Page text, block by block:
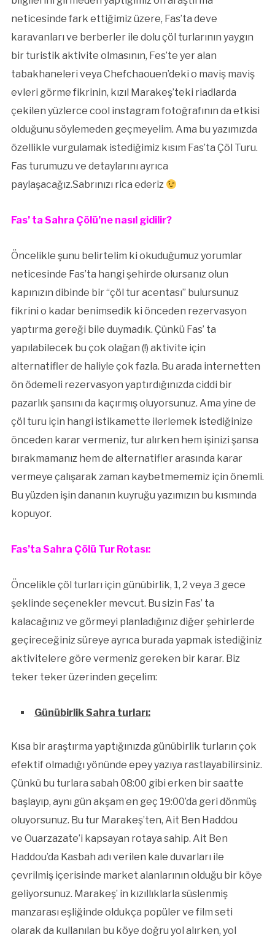
neticesinde fark ettiğimiz üzere, Fas’ta deve
karavanları ve berberler ile dolu çöl turlarının yaygın
bir turistik aktivite olmasının, Fes’te yer alan
tabakhaneleri veya Chefchaouen’deki o maviş maviş
evleri görme fikrinin, kızıl Marakeş’teki riadlarda
çekilen yüzlerce cool instagram fotoğrafının da etkisi
olduğunu söylemeden geçmeyelim. Ama bu yazımızda
özellikle vurgulamak istediğimiz kısım Fas’ta Çöl Turu.
Fas turumuzu ve detaylarını ayrıca
paylaşacağız.Sabrınızı rica ederiz
Fas’ ta Sahra Çölü’ne nasıl gidilir?
Öncelikle şunu belirtelim ki okuduğumuz yorumlar
neticesinde Fas’ta hangi şehirde olursanız olun
kapınızın dibinde bir “çöl tur acentası” bulursunuz
fikrini o kadar benimsedik ki önceden rezervasyon
yaptırma gereği bile duymadık. Çünkü Fas’ ta
yapılabilecek bu çok olağan (!) aktivite için
alternatifler de haliyle çok fazla. Bu arada internetten
ön ödemeli rezervasyon yaptırdığınızda ciddi bir
pazarlık şansını da kaçırmış oluyorsunuz. Ama yine de
çöl turu için hangi istikamette ilerlemek istediğinize
önceden karar vermeniz, tur alırken hem işinizi şansa
bırakmamanız hem de alternatifler arasında karar
vermeye çalışarak zaman kaybetmememiz için önemli.
Bu yüzden işin dananın kuyruğu yazımızın bu kısmında
kopuyor.
Fas’ta Sahra Çölü Tur Rotası:
Öncelikle çöl turları için günübirlik, 1, 2 veya 3 gece
şeklinde seçenekler mevcut. Bu sizin Fas’ ta
kalacağınız ve görmeyi planladığınız diğer şehirlerde
geçireceğiniz süreye ayrıca burada yapmak istediğiniz
aktivitelere göre vermeniz gereken bir karar. Biz
teker teker üzerinden geçelim:
Günübirlik Sahra turları:
Kısa bir araştırma yaptığınızda günübirlik turların çok
efektif olmadığı yönünde epey yazıya rastlayabilirsiniz.
Çünkü bu turlara sabah 08:00 gibi erken bir saatte
başlayıp, aynı gün akşam en geç 19:00’da geri dönmüş
oluyorsunuz. Bu tur Marakeş’ten, Ait Ben Haddou
ve Ouarzazate’i kapsayan rotaya sahip. Ait Ben
Haddou’da Kasbah adı verilen kale duvarları ile
çevrilmiş içerisinde market alanlarının olduğu bir köye
geliyorsunuz. Marakeş’ in kızıllıklarla süslenmiş
manzarası eşliğinde oldukça popüler ve film seti
olarak da kullanılan bu köye doğru yol alırken, yol